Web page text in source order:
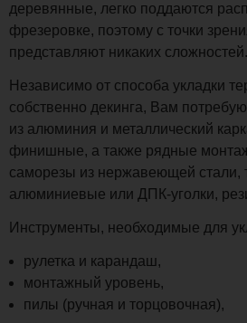
деревянные, легко поддаются
фрезеровке, поэтому с точки
представляют никаких сложностей.
Независимо от способа укладки
собственно декинга, Вам
из алюминия и металлический
финишные, а также рядные
саморезы из нержавеющей стали,
алюминиевые или ДПК-уголки,
Инструменты, необходимые для
рулетка и карандаш,
монтажный уровень,
пилы (ручная и торцовочная),